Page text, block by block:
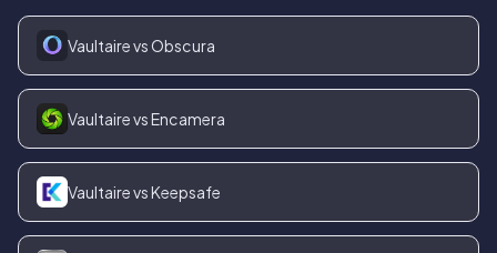
Vaultaire vs Obscura
Vaultaire vs Encamera
Vaultaire vs Keepsafe